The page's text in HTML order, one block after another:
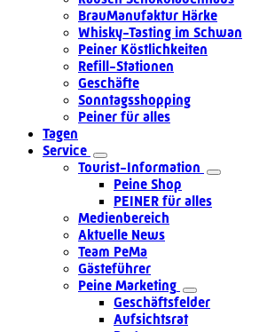
BrauManufaktur Härke
Whisky-Tasting im Schwan
Peiner Köstlichkeiten
Refill-Stationen
Geschäfte
Sonntagsshopping
Peiner für alles
Tagen
Service
Tourist-Information
Peine Shop
PEINER für alles
Medienbereich
Aktuelle News
Team PeMa
Gästeführer
Peine Marketing
Geschäftsfelder
Aufsichtsrat